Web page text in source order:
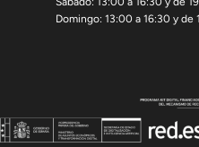
Domingo: 13:00 a 16:30 y de